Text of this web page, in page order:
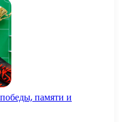
памяти и